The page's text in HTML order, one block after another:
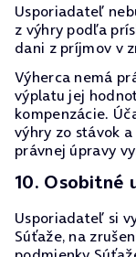
Usporiadateľ
z výhry podľa
dani z príjmov v
Výherca nemá
výplatu jej
kompenzácie.
výhry zo stávok
právnej úpravy
10. Osobitné
Usporiadateľ si
Súťaže, na